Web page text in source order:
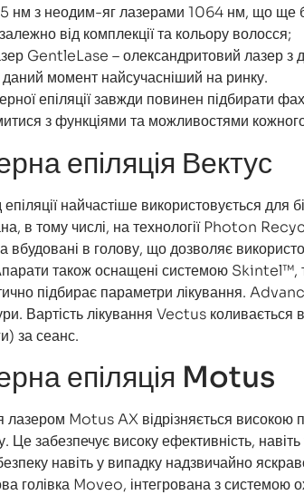
нм з неодим-яг лазерами 1064 нм, що ще
від комплекції та кольору волосся;
GentleLase – олександритовий лазер з
момент найсучасніший на ринку.
епіляціїзавжди повинен підбирати
з функціями та можливостями
епіляція Вектус
найчастіше використовується для
в тому числі, на технології Photon
вбудовані в голову, що дозволяє
також оснащені системою Skintel™,
підбирає параметри лікування.
Вартість лікування Vectus
за сеанс.
епіляція Motus
лазером Motus AX відрізняється високою
Це забезпечує високу ефективність,
навіть у випадку надзвичайно
голівка Moveo, інтегрована з системою